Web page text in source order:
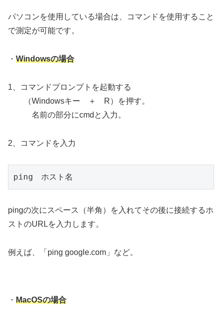
パソコンを使用している場合は、コマンドを使用すること
で測定が可能です。
・ Windowsの場合
1、コマンドプロンプトを起動する
（Windowsキー ＋ R）を押す。
名前の部分にcmdと入力。
2、コマンドを入力
ping　ホスト名
pingの次にスペース（半角）を入れてその後に接続するホ
ストのURLを入力します。
例えば、「ping google.com」など。
・ MacOSの場合